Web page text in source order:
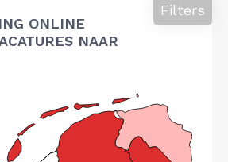
ONLINE
NAAR
Filters